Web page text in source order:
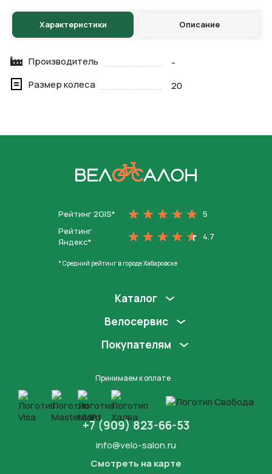
Характеристики Описание
Производитель
-
Размер колеса
20
Рейтинг 2GIS*
5
Рейтинг
Яндекс*
4.7
* Средний рейтинг в городе Хабаровске
Каталог
Велосервис
Покупателям
Принимаем к оплате
+7 (909) 823-66-53
info@velo-salon.ru
Смотреть на карте